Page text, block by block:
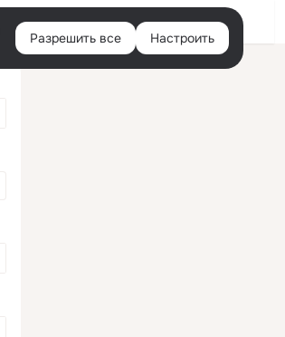
Войти
Разрешить все Настроить